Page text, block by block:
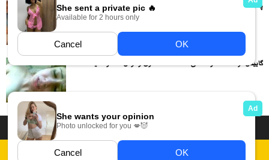
پسره با کیر کلفتش داگی استایل کون دختره رو جر میده
گاییدن دوست دختر سکسی ممه گنده حشری از کوس: دختره میگه...
دسته بندی فیلم های سکسی داستان سکسی ایرانی